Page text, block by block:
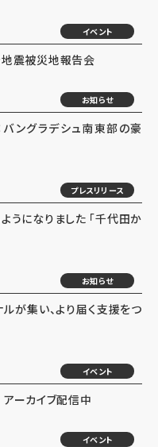
イベント
震被災地報告会
お知らせ
ングラデシュ南東部の豪
プレスリリース
うになりました 「千代田か
お知らせ
ルが集い、より届く支援をつ
イベント
ーカイブ配信中
イベント